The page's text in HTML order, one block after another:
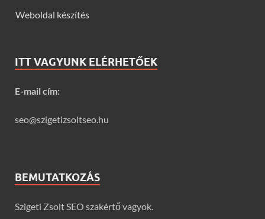
Weboldal készítés
ITT VAGYUNK ELÉRHETŐEK
E-mail cím:
seo@szigetizsoltseo.hu
BEMUTATKOZÁS
Szigeti Zsolt SEO szakértő vagyok.